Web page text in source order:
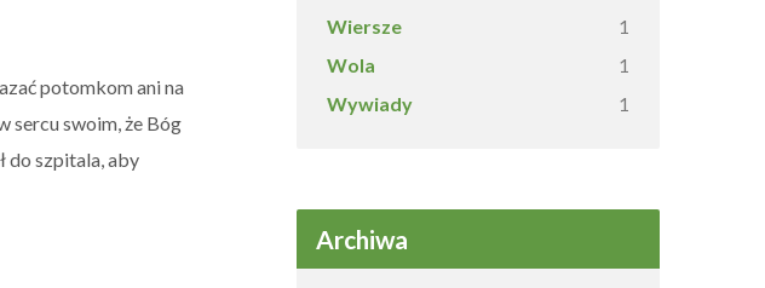
potomkom ani na
sercu swoim, że Bóg
do szpitala, aby
Wiersze 1
Wola 1
Wywiady 1
Archiwa